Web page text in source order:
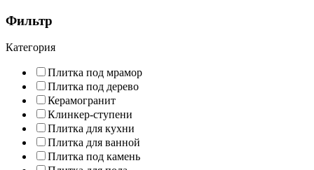
Фильтр
Категория
Плитка под мрамор
Плитка под дерево
Керамогранит
Клинкер-ступени
Плитка для кухни
Плитка для ванной
Плитка под камень